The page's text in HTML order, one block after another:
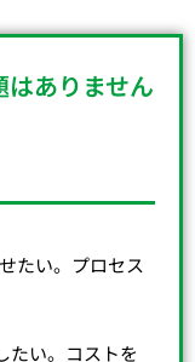
ありません
たい。プロセス
たい。コストを